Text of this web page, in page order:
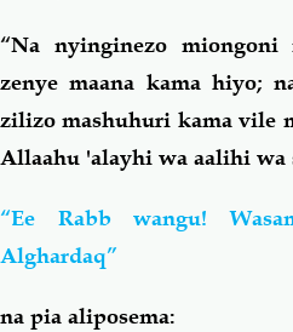
“Na nyinginezo miongoni
zenye maana kama hiyo;
zilizo mashuhuri kama vile
Allaahu 'alayhi wa aalihi wa
“Ee Rabb wangu!
Alghardaq”
na pia aliposema: